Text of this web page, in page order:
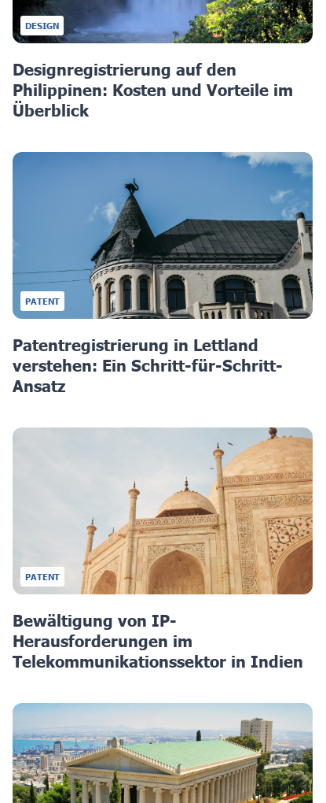
DESIGN
Designregistrierung auf den
Philippinen: Kosten und Vorteile im
Überblick
PATENT
Patentregistrierung in Lettland
verstehen: Ein Schritt-für-Schritt-
Ansatz
PATENT
Bewältigung von IP-
Herausforderungen im
Telekommunikationssektor in Indien